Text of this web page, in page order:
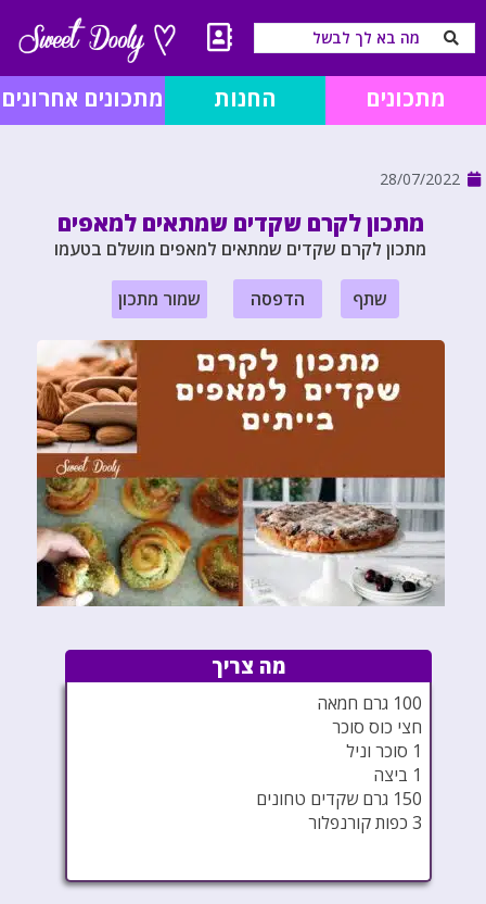
מתכונים החנות מתכונים אחרונים
28/07/2022
מתכון לקרם שקדים שמתאים למאפים
מתכון לקרם שקדים שמתאים למאפים מושלם בטעמו
שתף הדפסה שמור מתכון
מה צריך
100 גרם חמאה
חצי כוס סוכר
1 סוכר וניל
1 ביצה
150 גרם שקדים טחונים
3 כפות קורנפלור